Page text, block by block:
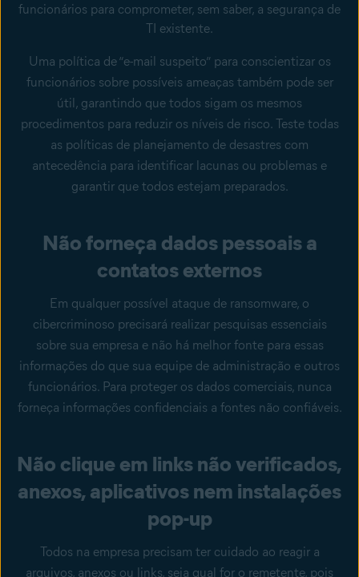
funcionários para comprometer, sem saber, a segurança de
TI existente.
Uma política de “e-mail suspeito” para conscientizar os
funcionários sobre possíveis ameaças também pode ser
útil, garantindo que todos sigam os mesmos
procedimentos para reduzir os níveis de risco. Teste todas
as políticas de planejamento de desastres com
antecedência para identificar lacunas ou problemas e
garantir que todos estejam preparados.
Não forneça dados pessoais a
contatos externos
Em qualquer possível ataque de ransomware, o
cibercriminoso precisará realizar pesquisas essenciais
sobre sua empresa e não há melhor fonte para essas
informações do que sua equipe de administração e outros
funcionários. Para proteger os dados comerciais, nunca
forneça informações confidenciais a fontes não confiáveis.
Não clique em links não verificados,
anexos, aplicativos nem instalações
pop-up
Todos na empresa precisam ter cuidado ao reagir a
arquivos, anexos ou links, seja qual for o remetente, pois